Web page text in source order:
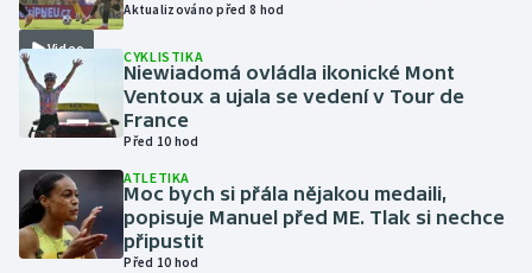
Motorsport
Olympijské hry
Parasport
Plavání
Video
Aktualizováno před 8 hod
CYKLISTIKA
Niewiadomá ovládla ikonické Mont
Ventoux a ujala se vedení v Tour de
France
Před 10 hod
ATLETIKA
Moc bych si přála nějakou medaili,
popisuje Manuel před ME. Tlak si nechce
připustit
Před 10 hod